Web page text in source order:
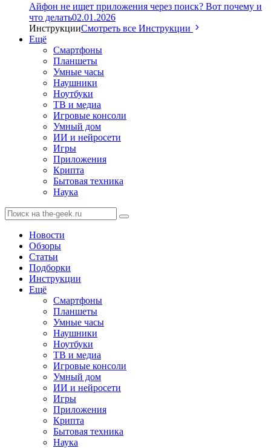
Айфон не ищет приложения через поиск? Вот почему и
что делать02.01.2026
ИнструкцииСмотреть все Инструкции
Ещё
Смартфоны
Планшеты
Умные часы
Наушники
Ноутбуки
ТВ и медиа
Игровые консоли
Умный дом
ИИ и нейросети
Игры
Приложения
Крипта
Бытовая техника
Наука
Новости
Обзоры
Статьи
Подборки
Инструкции
Ещё
Смартфоны
Планшеты
Умные часы
Наушники
Ноутбуки
ТВ и медиа
Игровые консоли
Умный дом
ИИ и нейросети
Игры
Приложения
Крипта
Бытовая техника
Наука